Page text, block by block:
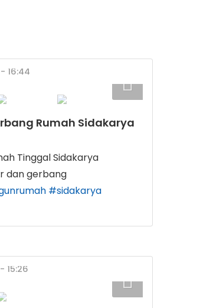
16:44
Rumah Sidakarya
Tinggal Sidakarya
dan gerbang
#sidakarya
15:26